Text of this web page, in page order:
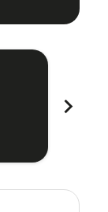
chevron_right